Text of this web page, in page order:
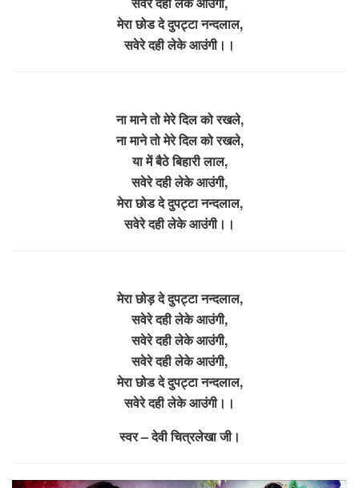
मेरा छोड दे दुपट्टा नन्दलाल,
सवेरे दही लेके आउंगी।।
ना माने तो मेरे दिल को रखले,
ना माने तो मेरे दिल को रखले,
या में बैठे बिहारी लाल,
सवेरे दही लेके आउंगी,
मेरा छोड दे दुपट्टा नन्दलाल,
सवेरे दही लेके आउंगी।।
मेरा छोड़ दे दुपट्टा नन्दलाल,
सवेरे दही लेके आउंगी,
सवेरे दही लेके आउंगी,
सवेरे दही लेके आउंगी,
मेरा छोड दे दुपट्टा नन्दलाल,
सवेरे दही लेके आउंगी।।
स्वर – देवी चित्रलेखा जी।